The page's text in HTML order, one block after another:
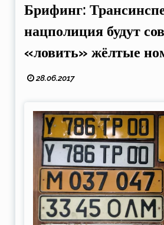
Брифинг:
нацполиция будут
«ловить» жёлтые
28.06.2017